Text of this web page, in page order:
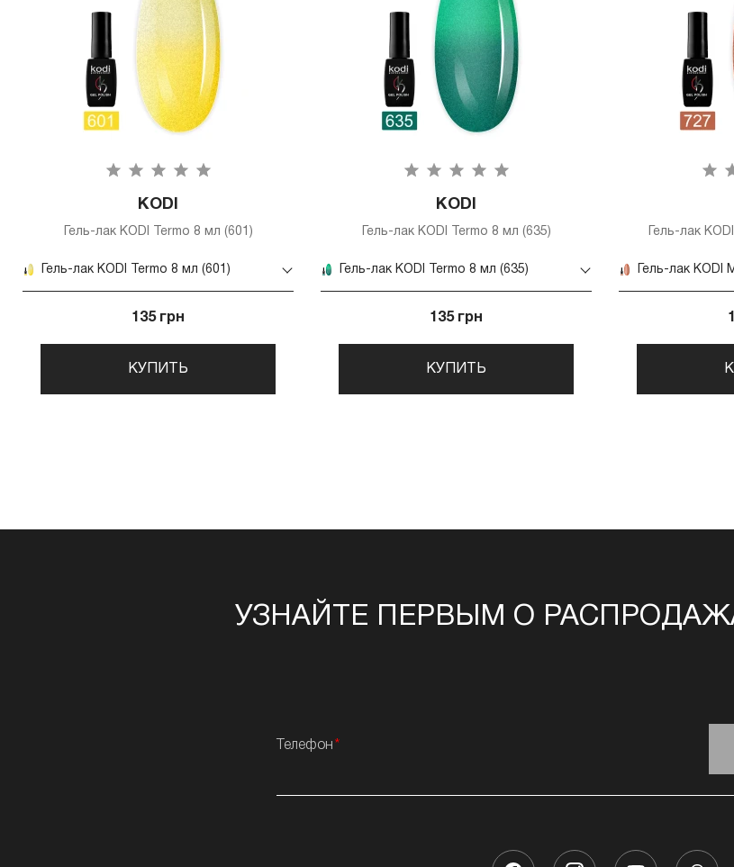
KODI
Гель-лак KODI Termo 8 мл (601)
Гель-лак KODI Termo 8 мл (601)
135 грн
КУПИТЬ
KODI
Гель-лак KODI Termo 8 мл (635)
Гель-лак KODI Termo 8 мл (635)
135 грн
КУПИТЬ
Гель-лак
Гель-лак KODI
УЗНАЙТЕ ПЕРВЫМ О
Телефон